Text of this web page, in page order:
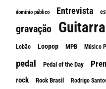
domínio público Entrevista
gravação Guitarra
Lobão Loopop MPB Músico
pedal Pedal of the Day
rock Rock Brasil Rodrigo